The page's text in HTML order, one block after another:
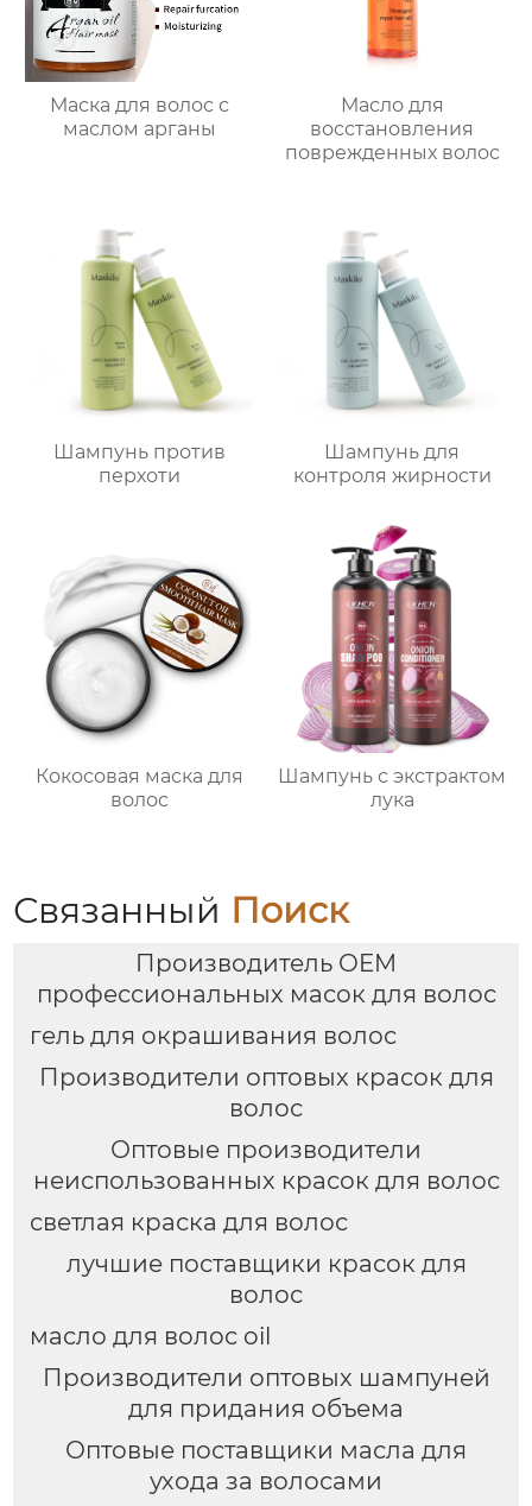
Маска для волос с
маслом арганы
Масло для
восстановления
поврежденных волос
Шампунь против
перхоти
Шампунь для
контроля жирности
Кокосовая маска для
волос
Шампунь с экстрактом
лука
Связанный Поиск
Производитель OEM
профессиональных масок для волос
гель для окрашивания волос
Производители оптовых красок для
волос
Оптовые производители
неиспользованных красок для волос
светлая краска для волос
лучшие поставщики красок для
волос
масло для волос oil
Производители оптовых шампуней
для придания объема
Оптовые поставщики масла для
ухода за волосами